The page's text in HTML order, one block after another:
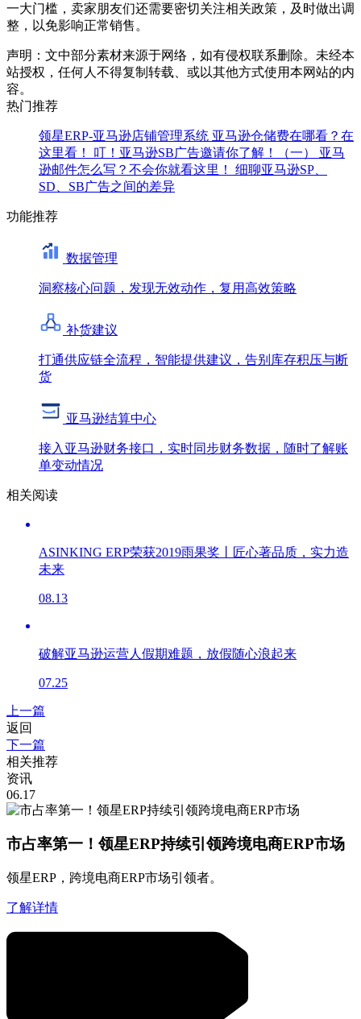
一大门槛，卖家朋友们还需要密切关注相关政策，及时做出调
整，以免影响正常销售。
声明：文中部分素材来源于网络，如有侵权联系删除。未经本
站授权，任何人不得复制转载、或以其他方式使用本网站的内
容。
热门推荐
领星ERP-亚马逊店铺管理系统 亚马逊仓储费在哪看？在
这里看！ 叮！亚马逊SB广告邀请你了解！（一） 亚马
逊邮件怎么写？不会你就看这里！ 细聊亚马逊SP、
SD、SB广告之间的差异
功能推荐
数据管理
洞察核心问题，发现无效动作，复用高效策略
补货建议
打通供应链全流程，智能提供建议，告别库存积压与断
货
亚马逊结算中心
接入亚马逊财务接口，实时同步财务数据，随时了解账
单变动情况
相关阅读
ASINKING ERP荣获2019雨果奖丨匠心著品质，实力造
未来
08.13
破解亚马逊运营人假期难题，放假随心浪起来
07.25
上一篇
返回
下一篇
相关推荐
资讯
06.17
市占率第一！领星ERP持续引领跨境电商ERP市场
领星ERP，跨境电商ERP市场引领者。
了解详情